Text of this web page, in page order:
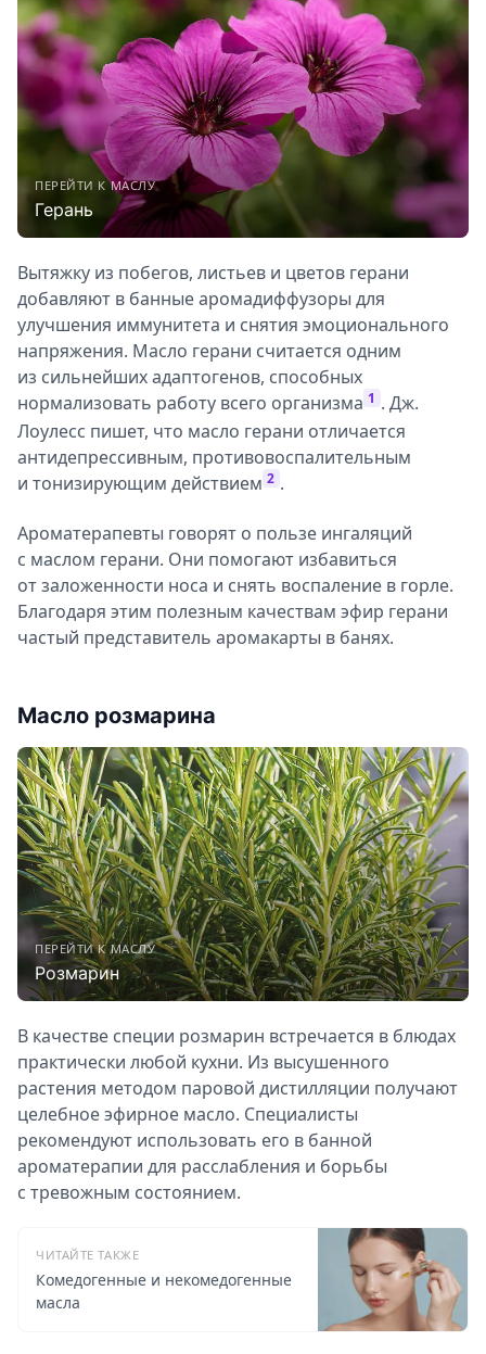
ПЕРЕЙТИ К МАСЛУ
Герань
Вытяжку из побегов, листьев и цветов герани
добавляют в банные аромадиффузоры для
улучшения иммунитета и снятия эмоционального
напряжения. Масло герани считается одним
из сильнейших адаптогенов, способных
нормализовать работу всего организма 1 . Дж.
Лоулесс пишет, что масло герани отличается
антидепрессивным, противовоспалительным
и тонизирующим действием 2 .
Ароматерапевты говорят о пользе ингаляций
с маслом герани. Они помогают избавиться
от заложенности носа и снять воспаление в горле.
Благодаря этим полезным качествам эфир герани
частый представитель аромакарты в банях.
Масло розмарина
ПЕРЕЙТИ К МАСЛУ
Розмарин
В качестве специи розмарин встречается в блюдах
практически любой кухни. Из высушенного
растения методом паровой дистилляции получают
целебное эфирное масло. Специалисты
рекомендуют использовать его в банной
ароматерапии для расслабления и борьбы
с тревожным состоянием.
ЧИТАЙТЕ ТАКЖЕ
Комедогенные и некомедогенные
масла